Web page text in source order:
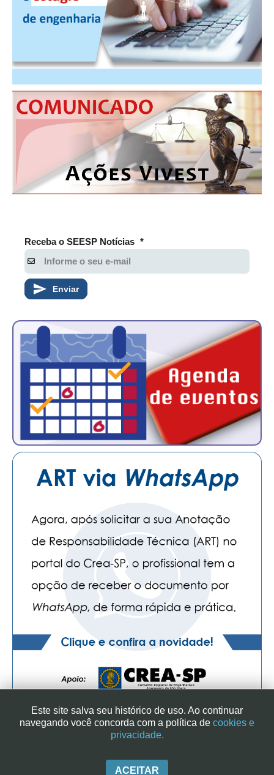
MANUAL DE REDAÇÃO
ASSOCIE-SE
ATUALIZAÇÃO CADASTRAL
NÚCLEO JOVEM
Receba o SEESP Notícias *
Enviar
SINDICATO DOS ENGENHEIROS NO ESTADO DE SÃO PAULO
|+ 55 (11) 3113-2600
Este site salva seu histórico de uso. Ao continuar
navegando você concorda com a política de cookies e
privacidade.
ACEITAR